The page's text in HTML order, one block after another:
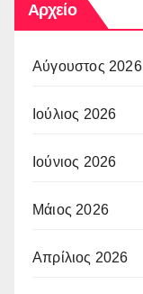
Αρχείο
Αύγουστος 2026
Ιούλιος 2026
Ιούνιος 2026
Μάιος 2026
Απρίλιος 2026